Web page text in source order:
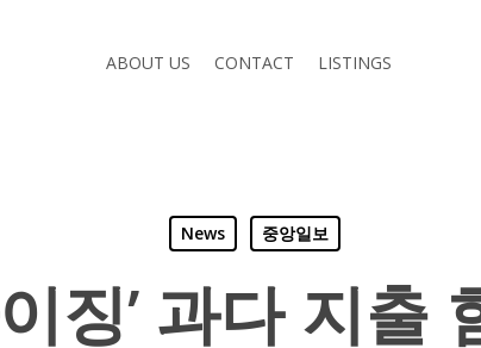
ABOUT US CONTACT LISTINGS
News 중앙일보
징’ 과다 지출